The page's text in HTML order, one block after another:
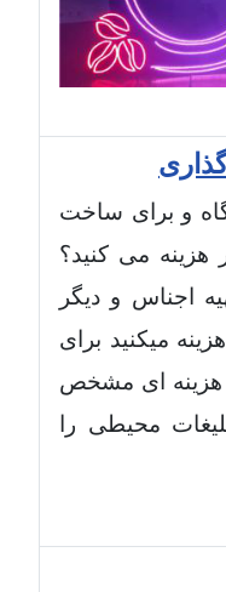
و برای ساخت
هزینه می کنید؟
اجناس و دیگر
میکنید برای
هزینه ای مشخص
محیطی را